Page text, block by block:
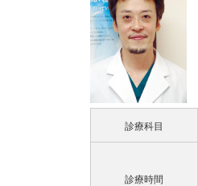
診療科目
診療時間